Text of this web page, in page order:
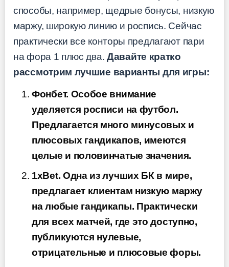
способы, например, щедрые бонусы, низкую
маржу, широкую линию и роспись. Сейчас
практически все конторы предлагают пари
на фора 1 плюс два. Давайте кратко
рассмотрим лучшие варианты для игры:
Фонбет. Особое внимание
уделяется росписи на футбол.
Предлагается много минусовых и
плюсовых гандикапов, имеются
целые и половинчатые значения.
1xBet. Одна из лучших БК в мире,
предлагает клиентам низкую маржу
на любые гандикапы. Практически
для всех матчей, где это доступно,
публикуются нулевые,
отрицательные и плюсовые форы.